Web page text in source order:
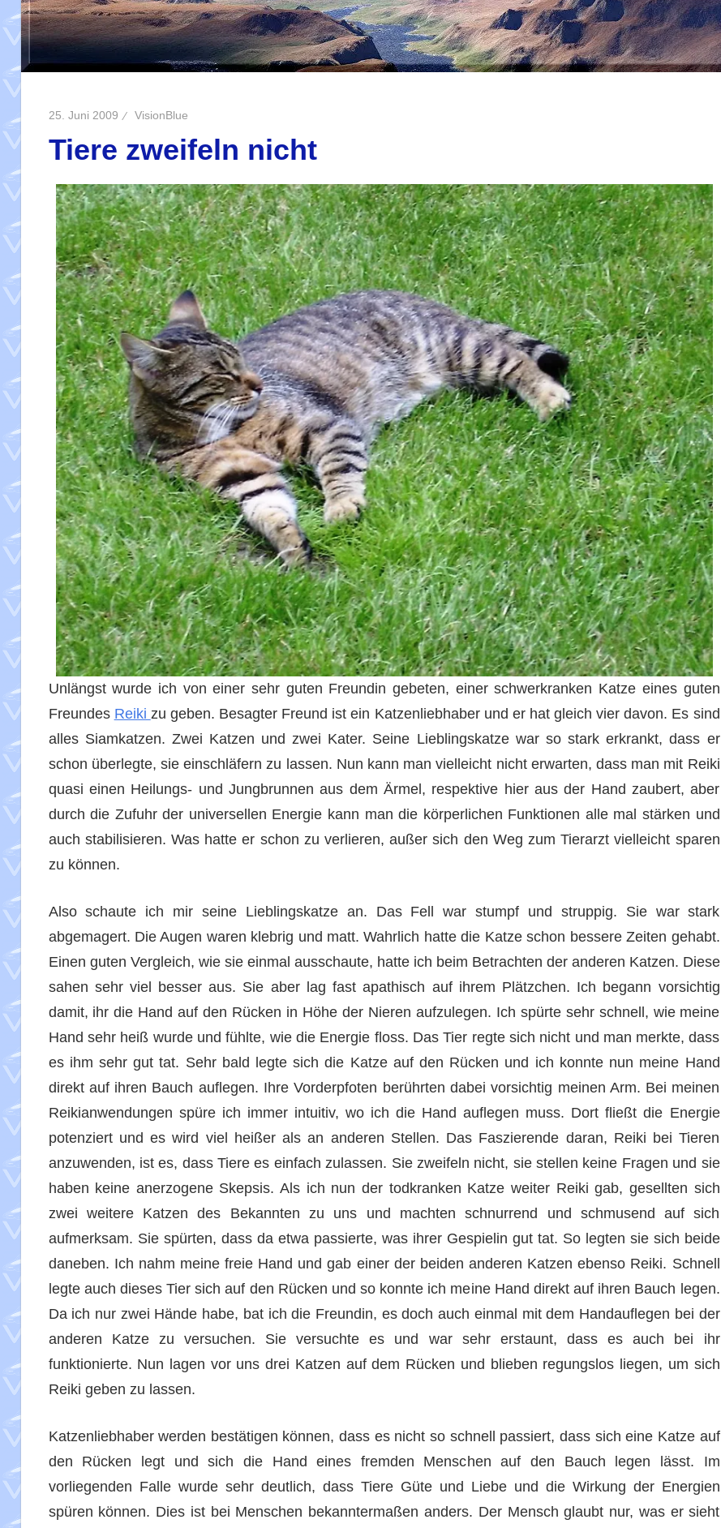
25. Juni 2009 VisionBlue
Tiere zweifeln nicht
Unlängst wurde ich von einer sehr guten Freundin gebeten, einer schwerkranken Katze eines guten
Freundes Reiki zu geben. Besagter Freund ist ein Katzenliebhaber und er hat gleich vier davon. Es sind
alles Siamkatzen. Zwei Katzen und zwei Kater. Seine Lieblingskatze war so stark erkrankt, dass er
schon überlegte, sie einschläfern zu lassen. Nun kann man vielleicht nicht erwarten, dass man mit Reiki
quasi einen Heilungs- und Jungbrunnen aus dem Ärmel, respektive hier aus der Hand zaubert, aber
durch die Zufuhr der universellen Energie kann man die körperlichen Funktionen alle mal stärken und
auch stabilisieren. Was hatte er schon zu verlieren, außer sich den Weg zum Tierarzt vielleicht sparen
zu können.
Also schaute ich mir seine Lieblingskatze an. Das Fell war stumpf und struppig. Sie war stark
abgemagert. Die Augen waren klebrig und matt. Wahrlich hatte die Katze schon bessere Zeiten gehabt.
Einen guten Vergleich, wie sie einmal ausschaute, hatte ich beim Betrachten der anderen Katzen. Diese
sahen sehr viel besser aus. Sie aber lag fast apathisch auf ihrem Plätzchen. Ich begann vorsichtig
damit, ihr die Hand auf den Rücken in Höhe der Nieren aufzulegen. Ich spürte sehr schnell, wie meine
Hand sehr heiß wurde und fühlte, wie die Energie floss. Das Tier regte sich nicht und man merkte, dass
es ihm sehr gut tat. Sehr bald legte sich die Katze auf den Rücken und ich konnte nun meine Hand
direkt auf ihren Bauch auflegen. Ihre Vorderpfoten berührten dabei vorsichtig meinen Arm. Bei meinen
Reikianwendungen spüre ich immer intuitiv, wo ich die Hand auflegen muss. Dort fließt die Energie
potenziert und es wird viel heißer als an anderen Stellen. Das Faszierende daran, Reiki bei Tieren
anzuwenden, ist es, dass Tiere es einfach zulassen. Sie zweifeln nicht, sie stellen keine Fragen und sie
haben keine anerzogene Skepsis. Als ich nun der todkranken Katze weiter Reiki gab, gesellten sich
zwei weitere Katzen des Bekannten zu uns und machten schnurrend und schmusend auf sich
aufmerksam. Sie spürten, dass da etwa passierte, was ihrer Gespielin gut tat. So legten sie sich beide
daneben. Ich nahm meine freie Hand und gab einer der beiden anderen Katzen ebenso Reiki. Schnell
legte auch dieses Tier sich auf den Rücken und so konnte ich meine Hand direkt auf ihren Bauch legen.
Da ich nur zwei Hände habe, bat ich die Freundin, es doch auch einmal mit dem Handauflegen bei der
anderen Katze zu versuchen. Sie versuchte es und war sehr erstaunt, dass es auch bei ihr
funktionierte. Nun lagen vor uns drei Katzen auf dem Rücken und blieben regungslos liegen, um sich
Reiki geben zu lassen.
Katzenliebhaber werden bestätigen können, dass es nicht so schnell passiert, dass sich eine Katze auf
den Rücken legt und sich die Hand eines fremden Menschen auf den Bauch legen lässt. Im
vorliegenden Falle wurde sehr deutlich, dass Tiere Güte und Liebe und die Wirkung der Energien
spüren können. Dies ist bei Menschen bekanntermaßen anders. Der Mensch glaubt nur, was er sieht